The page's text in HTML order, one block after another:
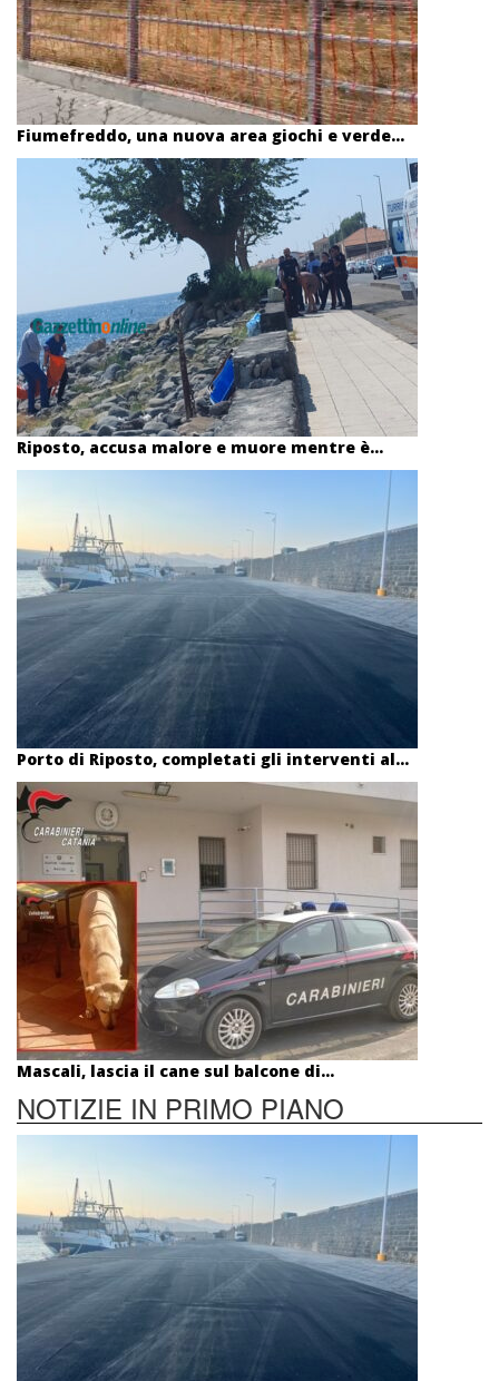
Fiumefreddo, una nuova area giochi e verde...
Riposto, accusa malore e muore mentre è...
Porto di Riposto, completati gli interventi al...
Mascali, lascia il cane sul balcone di...
NOTIZIE IN PRIMO PIANO